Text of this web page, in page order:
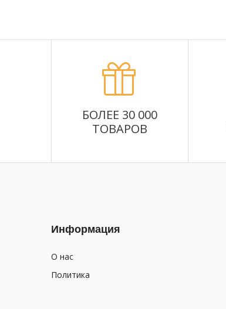
БОЛЕЕ 30 000
ТОВАРОВ
Информация
О нас
Политика